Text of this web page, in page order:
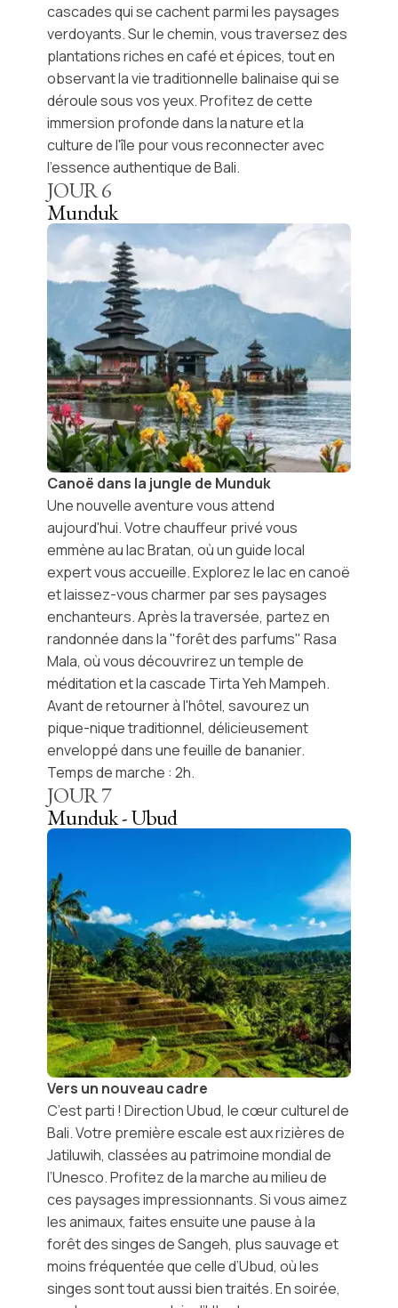
cascadesqui se cachent parmi les paysages
verdoyants. Sur le chemin, vous traversez des
plantations riches en café et épices, tout en
observant la vie traditionnelle balinaise qui se
déroule sous vos yeux. Profitez de cette
immersion profonde dans la nature et la
culture de l'île pour vous reconnecter avec
l'essence authentique de Bali.
JOUR6
Munduk
Canoë dans la jungle de Munduk
Une nouvelle aventure vous attend
aujourd'hui. Votre chauffeur privé vous
emmène aulac Bratan, où un guide local
expert vous accueille. Explorez le lac en canoë
et laissez-vous charmer par ses paysages
enchanteurs. Après la traversée, partez en
randonnée dans la "forêt des parfums" Rasa
Mala, où vous découvrirez un temple de
méditation et lacascade Tirta Yeh Mampeh.
Avant de retourner à l'hôtel, savourez un
pique-nique traditionnel, délicieusement
enveloppé dans une feuille de bananier.
Temps de marche : 2h.
JOUR7
Munduk - Ubud
Vers un nouveau cadre
C’est parti ! DirectionUbud, le cœur culturel de
Bali. Votre première escale est auxrizières de
Jatiluwih, classées au patrimoine mondial de
l’Unesco. Profitez de la marche au milieu de
ces paysages impressionnants. Si vous aimez
les animaux, faites ensuite une pause à la
forêt des singes de Sangeh, plus sauvage et
moins fréquentée que celle d’Ubud, où les
singes sont tout aussi bien traités. En soirée,